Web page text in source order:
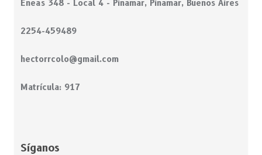
Eneas 348 - Local 4 - Pinamar, Pinamar, Buenos Aires
2254-459489
hectorrcolo@gmail.com
Matrícula: 917
Síganos